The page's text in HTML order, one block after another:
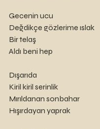
Gecenin ucu
Değdikçe gözlerime ıslak
Bir telaş
Aldı beni hep
Dışarıda
Kiril kiril serinlik
Mırıldanan sonbahar
Hışırdayan yaprak